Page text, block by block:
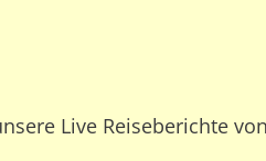
Live Reiseberichte